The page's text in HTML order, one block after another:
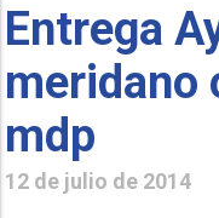
Entrega
meridano
mdp
12 de julio de 2014